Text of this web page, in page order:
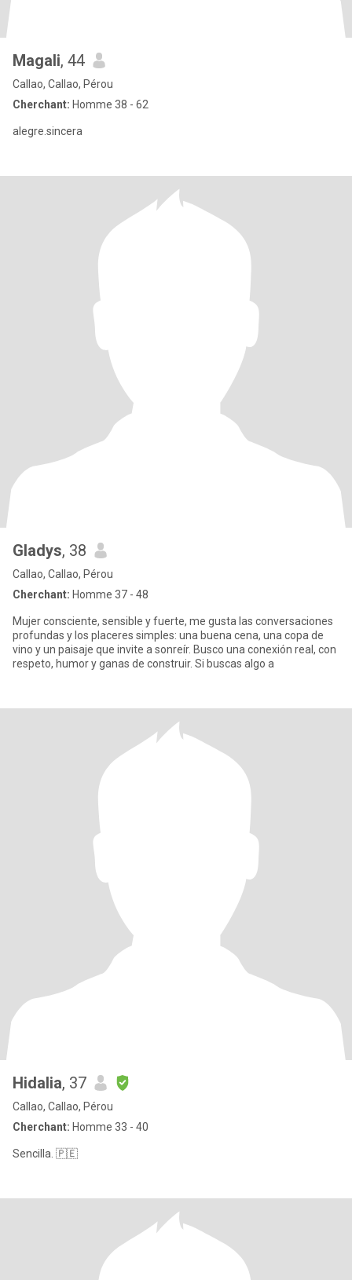
Magali, 44
Callao, Callao, Pérou
Cherchant: Homme 38 - 62
alegre.sincera
Gladys, 38
Callao, Callao, Pérou
Cherchant: Homme 37 - 48
Mujer consciente, sensible y fuerte, me gusta las conversaciones
profundas y los placeres simples: una buena cena, una copa de
vino y un paisaje que invite a sonreír. Busco una conexión real, con
respeto, humor y ganas de construir. Si buscas algo a
Hidalia, 37
Callao, Callao, Pérou
Cherchant: Homme 33 - 40
Sencilla. 🇵🇪